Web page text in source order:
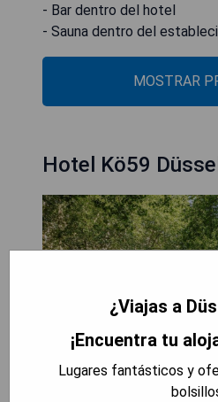
- Bar dentro del hotel
- Sauna dentro del
MOSTRAR
Hotel Kö59
¿Viajas a
¡Encuentra tu
Lugares fantásticos y